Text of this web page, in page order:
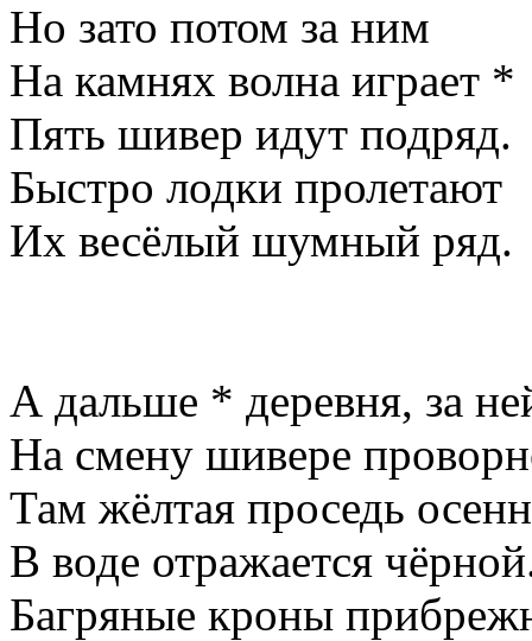
Но зато потом за ним
На камнях волна играет *
Пять шивер идут подряд.
Быстро лодки пролетают
Их весёлый шумный ряд.
А дальше * деревня, за
На смену шивере
Там жёлтая проседь
В воде отражается
Багряные кроны